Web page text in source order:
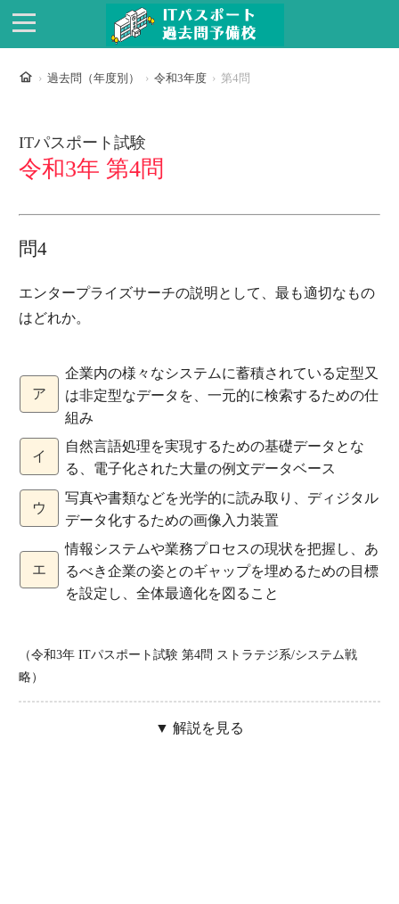
ホーム
過去問（年度別） 令和3年度 第4問
ITパスポート試験
令和3年 第4問
問4
エンタープライズサーチの説明として、最も適切なもの
はどれか。
ア
企業内の様々なシステムに蓄積されている定型又
は非定型なデータを、一元的に検索するための仕
組み
イ
自然言語処理を実現するための基礎データとな
る、電子化された大量の例文データベース
ウ
写真や書類などを光学的に読み取り、ディジタル
データ化するための画像入力装置
エ
情報システムや業務プロセスの現状を把握し、あ
るべき企業の姿とのギャップを埋めるための目標
を設定し、全体最適化を図ること
（令和3年 ITパスポート試験 第4問 ストラテジ系/システム戦
略）
▼ 解説を見る